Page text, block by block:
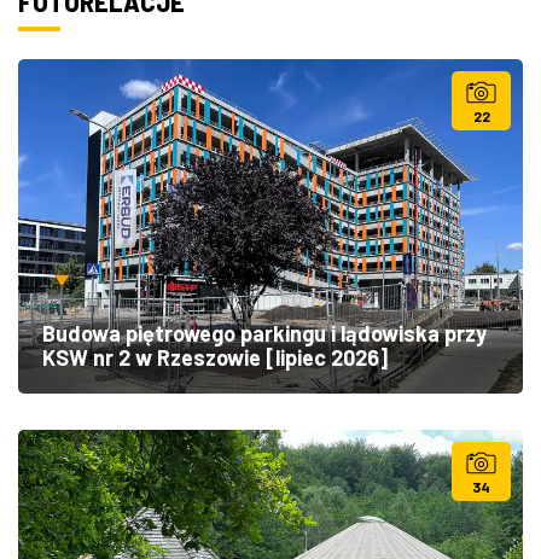
22
Budowa piętrowego parkingu i lądowiska przy
KSW nr 2 w Rzeszowie [lipiec 2026]
34